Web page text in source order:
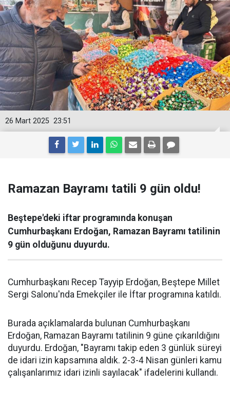
23:51
26 Mart 2025
Ramazan Bayramı tatili 9 gün oldu!
Beştepe'deki iftar programında konuşan
Cumhurbaşkanı Erdoğan, Ramazan Bayramı tatilinin
9 gün olduğunu duyurdu.
Cumhurbaşkanı Recep Tayyip Erdoğan, Beştepe Millet
Sergi Salonu'nda Emekçiler ile İftar programına katıldı.
Burada açıklamalarda bulunan Cumhurbaşkanı
Erdoğan, Ramazan Bayramı tatilinin 9 güne çıkarıldığını
duyurdu. Erdoğan, "Bayramı takip eden 3 günlük süreyi
de idari izin kapsamına aldık. 2-3-4 Nisan günleri kamu
çalışanlarımız idari izinli sayılacak" ifadelerini kullandı.